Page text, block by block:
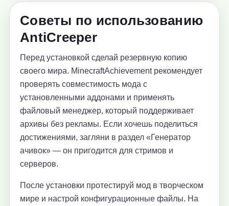
Советы по использованию
AntiCreeper
Перед установкой сделай резервную копию
своего мира. MinecraftAchievement рекомендует
проверять совместимость мода с
установленными аддонами и применять
файловый менеджер, который поддерживает
архивы без рекламы. Если хочешь поделиться
достижениями, загляни в раздел «Генератор
ачивок» — он пригодится для стримов и
серверов.
После установки протестируй мод в творческом
мире и настрой конфигурационные файлы. На